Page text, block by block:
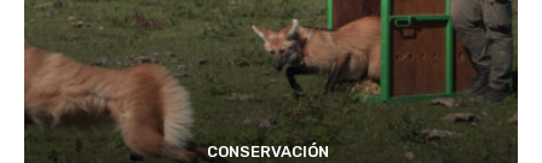
CONSERVACIÓN